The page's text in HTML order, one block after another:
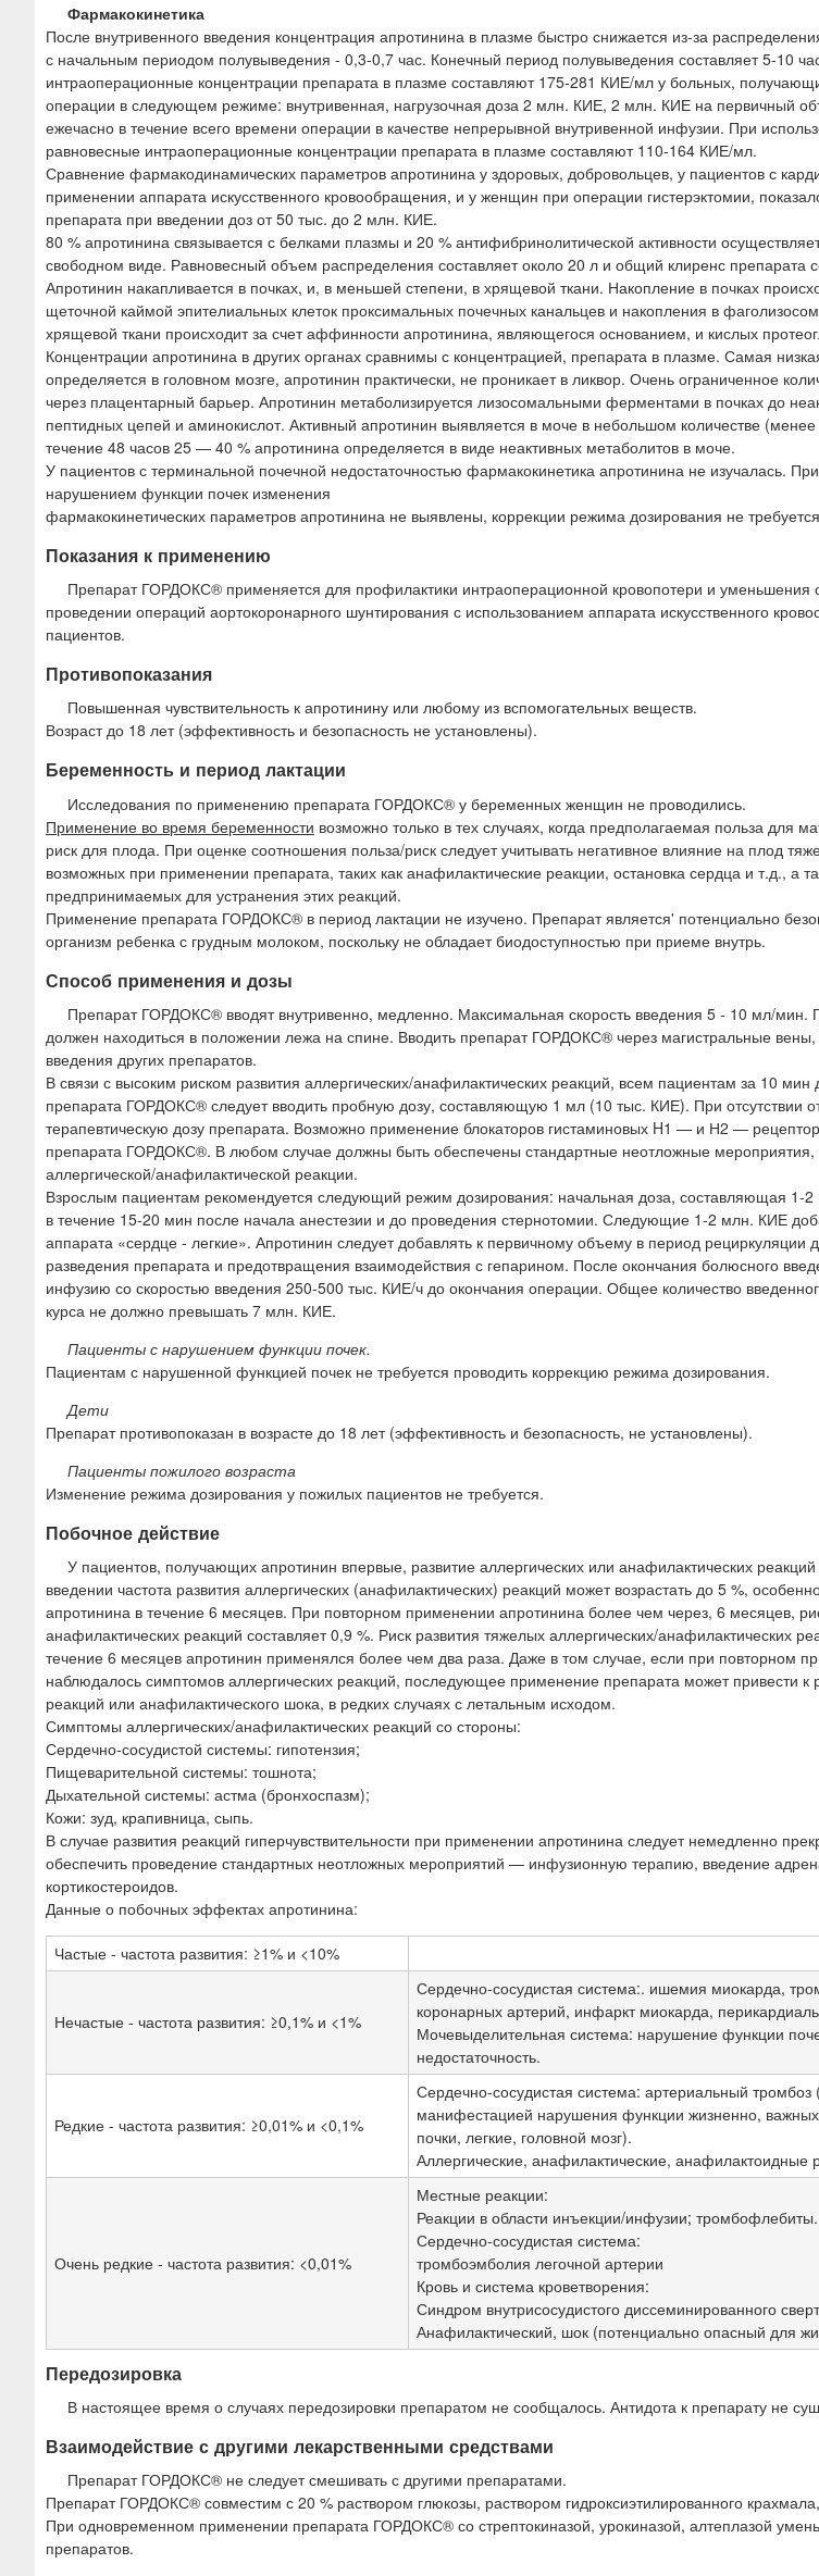
Фармакокинетика
После внутривенного введения концентрация апротинина в плазме быстро снижается из-за
с начальным периодом полувыведения - 0,3-0,7 час. Конечный период полувыведения составляет 5-10
интраоперационные концентрации препарата в плазме составляют 175-281 КИЕ/мл у больных,
операции в следующем режиме: внутривенная, нагрузочная доза 2 млн. КИЕ, 2 млн. КИЕ на первичный
ежечасно в течение всего времени операции в качестве непрерывной внутривенной инфузии. При
равновесные интраоперационные концентрации препарата в плазме составляют 110-164 КИЕ/мл.
Сравнение фармакодинамических параметров апротинина у здоровых, добровольцев, у пациентов с
применении аппарата искусственного кровообращения, и у женщин при операции гистерэктомии,
препарата при введении доз от 50 тыс. до 2 млн. КИЕ.
80 % апротинина связывается с белками плазмы и 20 % антифибринолитической активности
свободном виде. Равновесный объем распределения составляет около 20 л и общий клиренс препарата
Апротинин накапливается в почках, и, в меньшей степени, в хрящевой ткани. Накопление в почках
щеточной каймой эпителиальных клеток проксимальных почечных канальцев и накопления в
хрящевой ткани происходит за счет аффинности апротинина, являющегося основанием, и кислых
Концентрации апротинина в других органах сравнимы с концентрацией, препарата в плазме. Самая
определяется в головном мозге, апротинин практически, не проникает в ликвор. Очень ограниченное
через плацентарный барьер. Апротинин метаболизируется лизосомальными ферментами в почках до
пептидных цепей и аминокислот. Активный апротинин выявляется в моче в небольшом количестве
течение 48 часов 25 — 40 % апротинина определяется в виде неактивных метаболитов в моче.
У пациентов с терминальной почечной недостаточностью фармакокинетика апротинина не изучалась.
нарушением функции почек изменения
фармакокинетических параметров апротинина не выявлены, коррекции режима дозирования не
Показания к применению
Препарат ГОРДОКС® применяется для профилактики интраоперационной кровопотери и уменьшения
проведении операций аортокоронарного шунтирования с использованием аппарата искусственного
пациентов.
Противопоказания
Повышенная чувствительность к апротинину или любому из вспомогательных веществ.
Возраст до 18 лет (эффективность и безопасность не установлены).
Беременность и период лактации
Исследования по применению препарата ГОРДОКС® у беременных женщин не проводились.
Применение во время беременности возможно только в тех случаях, когда предполагаемая польза для
риск для плода. При оценке соотношения польза/риск следует учитывать негативное влияние на плод
возможных при применении препарата, таких как анафилактические реакции, остановка сердца и т.д., а
предпринимаемых для устранения этих реакций.
Применение препарата ГОРДОКС® в период лактации не изучено. Препарат является' потенциально
организм ребенка с грудным молоком, поскольку не обладает биодоступностью при приеме внутрь.
Способ применения и дозы
Препарат ГОРДОКС® вводят внутривенно, медленно. Максимальная скорость введения 5 - 10 мл/мин.
должен находиться в положении лежа на спине. Вводить препарат ГОРДОКС® через магистральные вены,
введения других препаратов.
В связи с высоким риском развития аллергических/анафилактических реакций, всем пациентам за 10
препарата ГОРДОКС® следует вводить пробную дозу, составляющую 1 мл (10 тыс. КИЕ). При отсутствии
терапевтическую дозу препарата. Возможно применение блокаторов гистаминовых H1 — и Н2 —
препарата ГОРДОКС®. В любом случае должны быть обеспечены стандартные неотложные
аллергической/анафилактической реакции.
Взрослым пациентам рекомендуется следующий режим дозирования: начальная доза, составляющая 1-
в течение 15-20 мин после начала анестезии и до проведения стернотомии. Следующие 1-2 млн. КИЕ
аппарата «сердце - легкие». Апротинин следует добавлять к первичному объему в период рециркуляции
разведения препарата и предотвращения взаимодействия с гепарином. После окончания болюсного
инфузию со скоростью введения 250-500 тыс. КИЕ/ч до окончания операции. Общее количество
курса не должно превышать 7 млн. КИЕ.
Пациенты с нарушением функции почек.
Пациентам с нарушенной функцией почек не требуется проводить коррекцию режима дозирования.
Дети
Препарат противопоказан в возрасте до 18 лет (эффективность и безопасность, не установлены).
Пациенты пожилого возраста
Изменение режима дозирования у пожилых пациентов не требуется.
Побочное действие
У пациентов, получающих апротинин впервые, развитие аллергических или анафилактических
введении частота развития аллергических (анафилактических) реакций может возрастать до 5 %,
апротинина в течение 6 месяцев. При повторном применении апротинина более чем через, 6 месяцев,
анафилактических реакций составляет 0,9 %. Риск развития тяжелых аллергических/анафилактических
течение 6 месяцев апротинин применялся более чем два раза. Даже в том случае, если при повторном
наблюдалось симптомов аллергических реакций, последующее применение препарата может привести к
реакций или анафилактического шока, в редких случаях с летальным исходом.
Симптомы аллергических/анафилактических реакций со стороны:
Сердечно-сосудистой системы: гипотензия;
Пищеварительной системы: тошнота;
Дыхательной системы: астма (бронхоспазм);
Кожи: зуд, крапивница, сыпь.
В случае развития реакций гиперчувствительности при применении апротинина следует немедленно
обеспечить проведение стандартных неотложных мероприятий — инфузионную терапию, введение
кортикостероидов.
Данные о побочных эффектах апротинина:
Частые - частота развития: ≥1% и <10%
Нечастые - частота развития: ≥0,1% и <1%
Сердечно-сосудистая система:. ишемия миокарда,
коронарных артерий, инфаркт миокарда,
Мочевыделительная система: нарушение функции
недостаточность.
Редкие - частота развития: ≥0,01% и <0,1%
Сердечно-сосудистая система: артериальный тромбоз
манифестацией нарушения функции жизненно, важных
почки, легкие, головной мозг).
Аллергические, анафилактические, анафилактоидные
Очень редкие - частота развития: <0,01%
Местные реакции:
Реакции в области инъекции/инфузии; тромбофлебиты.
Сердечно-сосудистая система:
тромбоэмболия легочной артерии
Кровь и система кроветворения:
Синдром внутрисосудистого диссеминированного
Анафилактический, шок (потенциально опасный для
Передозировка
В настоящее время о случаях передозировки препаратом не сообщалось. Антидота к препарату не
Взаимодействие с другими лекарственными средствами
Препарат ГОРДОКС® не следует смешивать с другими препаратами.
Препарат ГОРДОКС® совместим с 20 % раствором глюкозы, раствором гидроксиэтилированного
При одновременном применении препарата ГОРДОКС® со стрептокиназой, урокиназой, алтеплазой
препаратов.